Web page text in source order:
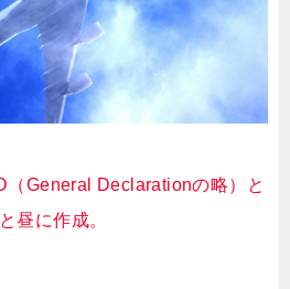
（General Declarationの略）と
昼に作成。